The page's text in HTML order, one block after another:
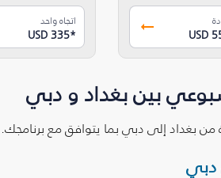
USD
اتجاه واحد
USD 335*
بين بغداد و دبي
من بغداد إلى دبي بما يتوافق مع برنامجك.
دبي